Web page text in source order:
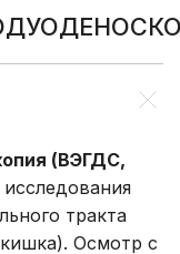
(ВЭГДС,
тракта
Осмотр с